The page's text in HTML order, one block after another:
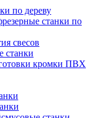
по дереву
станки по
свесов
станки
кромки ПВХ